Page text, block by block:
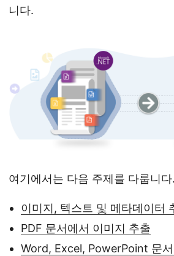
니다.
여기에서는 다음 주제를 다룹니다.
이미지, 텍스트 및 메타데이터
PDF 문서에서 이미지 추출
Word, Excel, PowerPoint 문